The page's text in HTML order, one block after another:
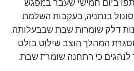
ביום חמישי שעבר במפגש
בנתניה, בעקבות השלמת
דלק שומרות שבת שבבעלותה.
המהלך הוצב שילוט בולט
לנהגים כי התחנה שומרת שבת.